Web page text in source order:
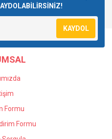
Yaz
veya görüntülenemiyor.
bulunuyor.
pahalı.
KAYDOL
Formu
Formu